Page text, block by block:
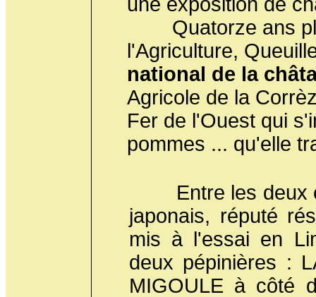
Quatorze ans
l'Agriculture,
national de la
Agricole de la
Fer de l'Ouest qui
pommes ... qu'elle
Entre les deux
japonais, réputé
mis à l'essai en
deux pépinières :
MIGOULE à côté